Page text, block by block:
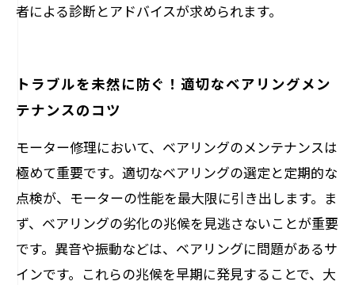
者による診断とアドバイスが求められます。
トラブルを未然に防ぐ！適切なベアリングメン
テナンスのコツ
モーター修理において、ベアリングのメンテナンスは
極めて重要です。適切なベアリングの選定と定期的な
点検が、モーターの性能を最大限に引き出します。ま
ず、ベアリングの劣化の兆候を見逃さないことが重要
です。異音や振動などは、ベアリングに問題があるサ
インです。これらの兆候を早期に発見することで、大